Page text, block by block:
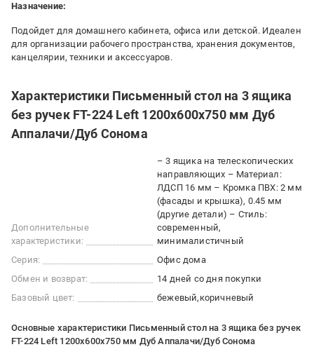
Назначение:
Подойдет для домашнего кабинета, офиса или детской. Идеален
для организации рабочего пространства, хранения документов,
канцелярии, техники и аксессуаров.
Характеристики Письменный стол на 3 ящика
без ручек FT-224 Left 1200x600x750 мм Дуб
Аппалачи/Дуб Сонома
Дополнительные
характеристики:
– 3 ящика на телескопических
направляющих – Материал:
ЛДСП 16 мм – Кромка ПВХ: 2 мм
(фасады и крышка), 0.45 мм
(другие детали) – Стиль:
современный,
минималистичный
Серия:
Офис дома
Обмен и возврат:
14 дней со дня покупки
Базовый цвет:
бежевый коричневый
Основные характеристики Письменный стол на 3 ящика без ручек
FT-224 Left 1200x600x750 мм Дуб Аппалачи/Дуб Сонома